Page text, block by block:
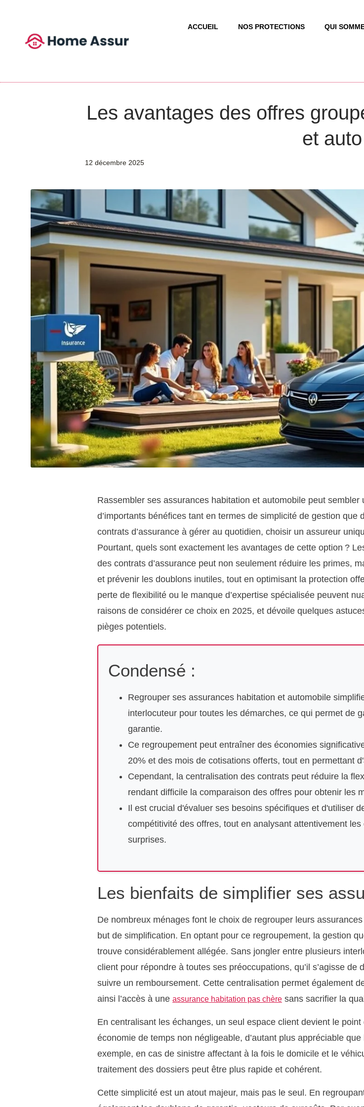
ACCUEIL NOS PROTECTIONS QUI
Les avantages des offres
et auto
12 décembre 2025
Rassembler ses assurances habitation et automobile peut
d’importants bénéfices tant en termes de simplicité de gestion que
contrats d’assurance à gérer au quotidien, choisir un assureur
Pourtant, quels sont exactement les avantages de cette option ?
des contrats d’assurance peut non seulement réduire les primes,
et prévenir les doublons inutiles, tout en optimisant la protection
perte de flexibilité ou le manque d’expertise spécialisée peuvent
raisons de considérer ce choix en 2025, et dévoile quelques
pièges potentiels.
Condensé :
Regrouper ses assurances habitation et automobile
interlocuteur pour toutes les démarches, ce qui permet de
garantie.
Ce regroupement peut entraîner des économies
20% et des mois de cotisations offerts, tout en permettant
Cependant, la centralisation des contrats peut réduire la
rendant difficile la comparaison des offres pour obtenir les
Il est crucial d'évaluer ses besoins spécifiques et d'utiliser
compétitivité des offres, tout en analysant attentivement
surprises.
Les bienfaits de simplifier ses
De nombreux ménages font le choix de regrouper leurs
but de simplification. En optant pour ce regroupement, la gestion
trouve considérablement allégée. Sans jongler entre plusieurs
client pour répondre à toutes ses préoccupations, qu’il s’agisse
suivre un remboursement. Cette centralisation permet également
ainsi l’accès à une assurance habitation pas chère sans sacrifier la
En centralisant les échanges, un seul espace client devient le
économie de temps non négligeable, d’autant plus appréciable
exemple, en cas de sinistre affectant à la fois le domicile et le
traitement des dossiers peut être plus rapide et cohérent.
Cette simplicité est un atout majeur, mais pas le seul. En